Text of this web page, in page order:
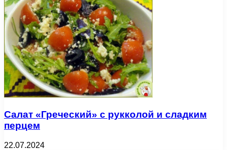
Салат «Греческий» с рукколой и сладким
перцем
22.07.2024